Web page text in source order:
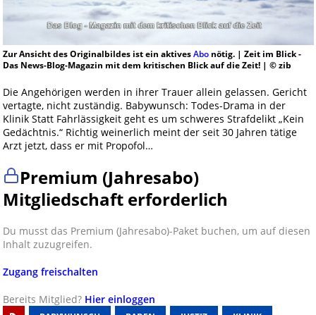
Zur Ansicht des Originalbildes ist ein aktivesAbonötig. | Zeit im Blick -
Das News-Blog-Magazin mit dem kritischen Blick auf die Zeit! | © zib
Die Angehörigen werden in ihrer Trauer allein gelassen. Gericht
vertagte, nicht zuständig. Babywunsch: Todes-Drama in der
Klinik Statt Fahrlässigkeit geht es um schweres Strafdelikt „Kein
Gedächtnis.“ Richtig weinerlich meint der seit 30 Jahren tätige
Arzt jetzt, dass er mit Propofol…
Premium (Jahresabo)
Mitgliedschaft erforderlich
Du musst das Premium (Jahresabo)-Paket buchen, um auf diesen
Inhalt zuzugreifen.
Zugang freischalten
Bereits Mitglied? Hier einloggen